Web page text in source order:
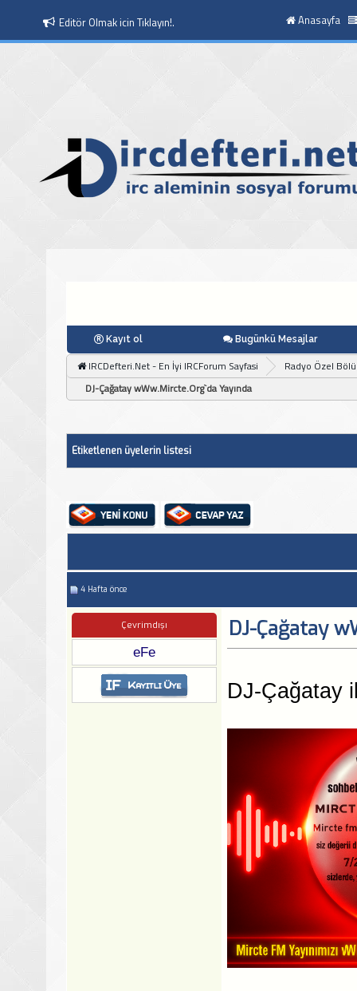
Moderatör Olmak icin Tıklayın!. Anasayfa
Kayıt ol Bugünkü Mesajlar
IRCDefteri.Net - En İyi IRCForum Sayfasi
Radyo Özel
DJ-Çağatay wWw.Mircte.Org`da Yayında
Etiketlenen üyelerin listesi
4 Hafta önce
Çevrimdışı
eFe
DJ-Çağatay
DJ-Çağatay